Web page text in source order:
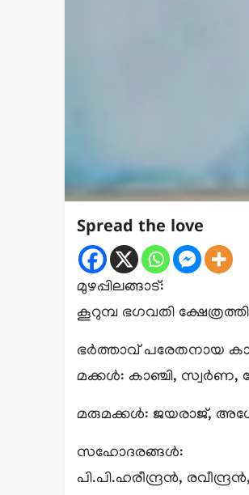
Spread the love
മുഴപ്പിലങ്ങാട്:
കൂറുമ്പ ഭഗവതി
ഭർത്താവ് പരേതനായ
മക്കൾ: കാഞ്ചി, സ്വർണ,
മരുമക്കൾ: ജയരാജ്‌,
സഹോദരങ്ങൾ:
പി.പി.ഹരീന്ദ്രൻ,